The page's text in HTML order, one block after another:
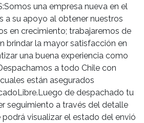
una empresa nueva en el
a su apoyo al obtener nuestros
en crecimiento; trabajaremos de
brindar la mayor satisfacción en
una buena experiencia como
a todo Chile con
están asegurados
de despachado tu
seguimiento a través del detalle
visualizar el estado del envió